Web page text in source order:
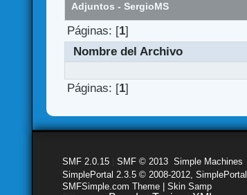
Adjuntos - SergioMS
Páginas: [1]
Nombre del Archivo
Páginas: [1]
SMF 2.0.15 |SMF © 2013 ,Simple Machines
SimplePortal 2.3.5 © 2008-2012, SimplePortal
SMFSimple.com Theme | Skin Samp